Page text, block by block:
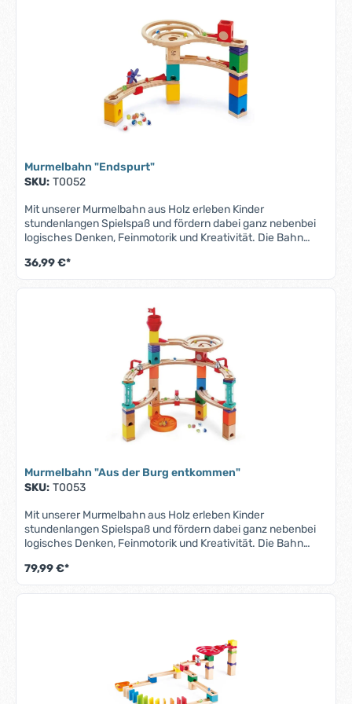
Glasmurmeln Farben: verschiedene, zufällig
ausgewähltGröße: Standardgröße (ca. 16 mm
Durchmesser)Material: robustes Glas
Murmelbahn "Endspurt"
SKU: T0052
Mit unserer Murmelbahn aus Holz erleben Kinder
stundenlangen Spielspaß und fördern dabei ganz nebenbei
logisches Denken, Feinmotorik und Kreativität. Die Bahn
lässt sich immer wieder neu aufbauen – für grenzenlose
Bau- und Rennabenteuer! Produktmerkmale "Murmelbahn
Jahrenkann erweitert werden mit anderen Sets
36,99 €*
Murmelbahn "Aus der Burg entkommen"
SKU: T0053
Mit unserer Murmelbahn aus Holz erleben Kinder
stundenlangen Spielspaß und fördern dabei ganz nebenbei
logisches Denken, Feinmotorik und Kreativität. Die Bahn
lässt sich immer wieder neu aufbauen – für grenzenlose
Bau- und Rennabenteuer! Produktmerkmale "Murmelbahn
79,99 €*